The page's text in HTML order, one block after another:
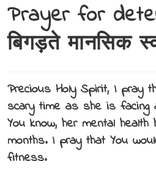
Prayer for
बिगड़ते मानसिक
Precious Holy Spirit, I pray
scary time as she is facing
You know, her mental
months. I pray that You
fitness.